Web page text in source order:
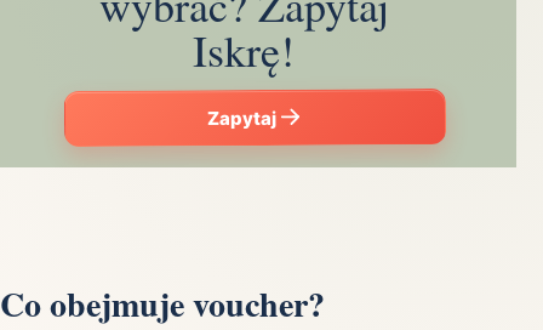
Iskrę!
Zapytaj
Co obejmuje voucher?